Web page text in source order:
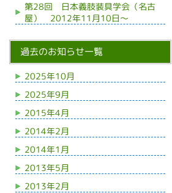
第28回 日本義肢装具学会（名古
屋） 2012年11月10日～
過去のお知らせ一覧
2025年10月
2025年9月
2015年4月
2014年2月
2014年1月
2013年5月
2013年2月